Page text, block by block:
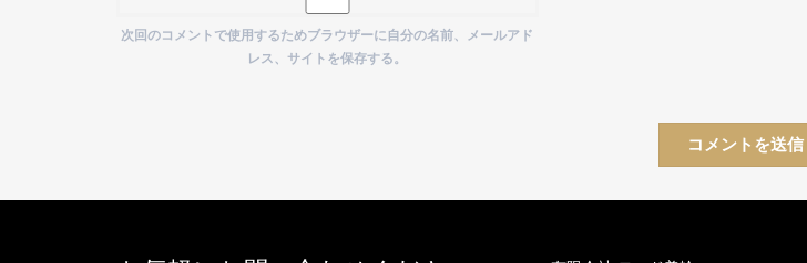
次回のコメントで使用するためブラウザーに自分の名前、メールアド
レス、サイトを保存する。